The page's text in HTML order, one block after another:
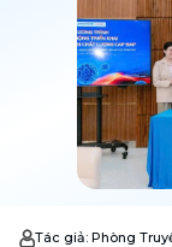
Tác giả: Phòng